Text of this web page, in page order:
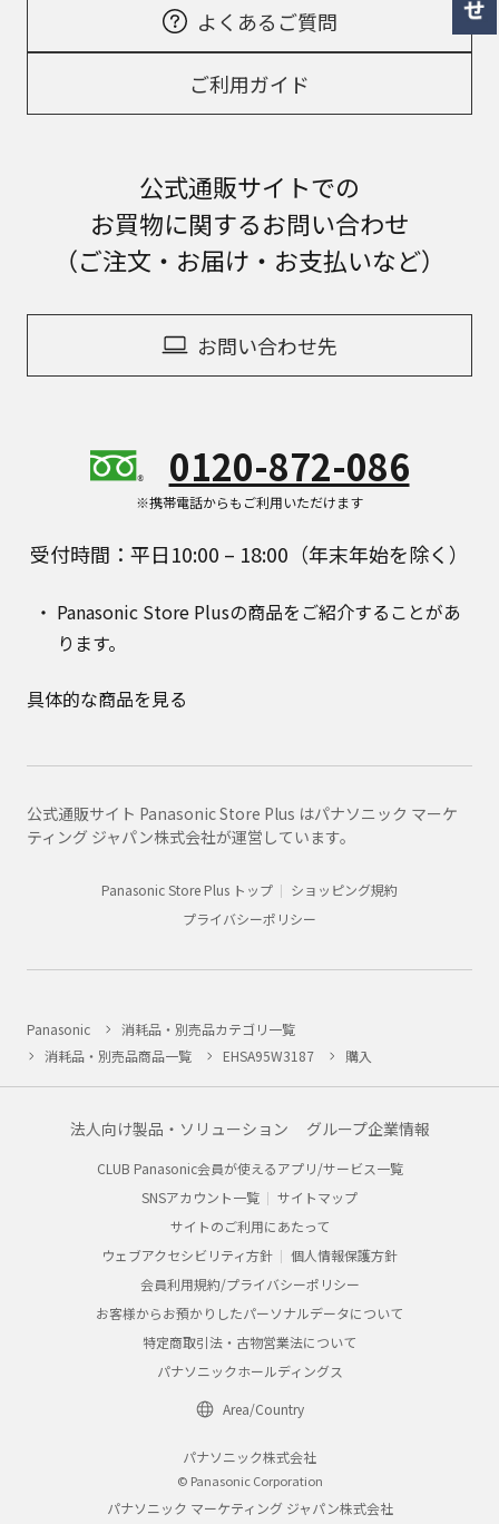
よくあるご質問
ご利用ガイド
公式通販サイトでの
お買物に関するお問い合わせ
（ご注文・お届け・お支払いなど）
お問い合わせ先
0120-872-086
※携帯電話からもご利用いただけます
受付時間：平日10:00 – 18:00（年末年始を除く）
Panasonic Store Plusの商品をご紹介することがあ
ります。
具体的な商品を見る
公式通販サイト Panasonic Store Plus はパナソニック マーケ
ティング ジャパン株式会社が運営しています。
Panasonic Store Plus トップ
ショッピング規約
プライバシーポリシー
Panasonic
消耗品・別売品カテゴリ一覧
消耗品・別売品商品一覧
EHSA95W3187 購入
法人向け製品・ソリューション グループ企業情報
CLUB Panasonic会員が使えるアプリ/サービス一覧
SNSアカウント一覧
サイトマップ
サイトのご利用にあたって
ウェブアクセシビリティ方針
個人情報保護方針
会員利用規約/プライバシーポリシー
お客様からお預かりしたパーソナルデータについて
特定商取引法・古物営業法について
パナソニックホールディングス
Area/Country
パナソニック株式会社
© Panasonic Corporation
パナソニック マーケティング ジャパン株式会社